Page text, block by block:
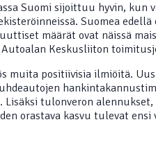
Suomi sijoittuu hyvin, kun
Suomea edellä
määrät ovat näissä
Autoalan Keskusliiton
muita positiivisia ilmiöitä.
Lisäksi tulonveron
orastava kasvu tulevat